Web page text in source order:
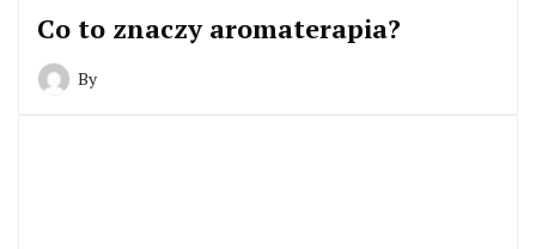
Co to znaczy aromaterapia?
By